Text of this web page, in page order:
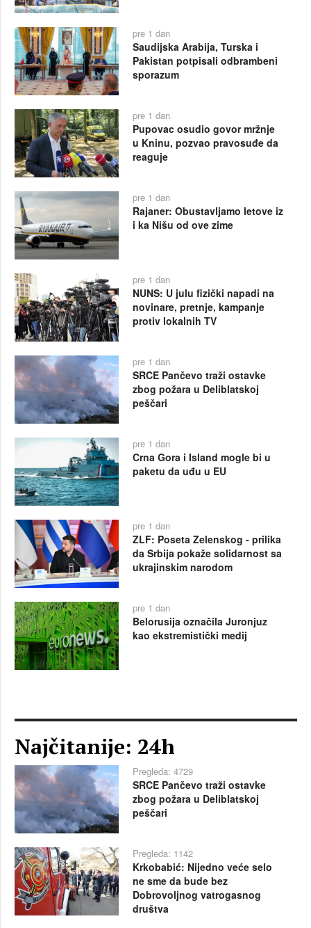
pre 1 dan
Saudijska Arabija, Turska i
Pakistan potpisali odbrambeni
sporazum
pre 1 dan
Pupovac osudio govor mržnje
u Kninu, pozvao pravosuđe da
reaguje
pre 1 dan
Rajaner: Obustavljamo letove iz
i ka Nišu od ove zime
pre 1 dan
NUNS: U julu fizički napadi na
novinare, pretnje, kampanje
protiv lokalnih TV
pre 1 dan
SRCE Pančevo traži ostavke
zbog požara u Deliblatskoj
peščari
pre 1 dan
Crna Gora i Island mogle bi u
paketu da uđu u EU
pre 1 dan
ZLF: Poseta Zelenskog - prilika
da Srbija pokaže solidarnost sa
ukrajinskim narodom
pre 1 dan
Belorusija označila Juronjuz
kao ekstremistički medij
Najčitanije: 24h
Pregleda: 4729
SRCE Pančevo traži ostavke
zbog požara u Deliblatskoj
peščari
Pregleda: 1142
Krkobabić: Nijedno veće selo
ne sme da bude bez
Dobrovoljnog vatrogasnog
društva